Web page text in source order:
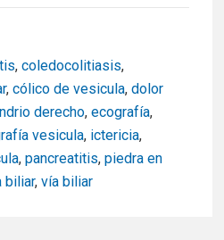
, coledocolitiasis,
, cólico de vesicula, dolor
derecho, ecografía,
vesicula, ictericia,
, pancreatitis, piedra en
biliar, vía biliar